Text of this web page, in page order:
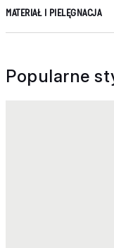
MATERIAŁ I PIELĘGNACJA
Popularne